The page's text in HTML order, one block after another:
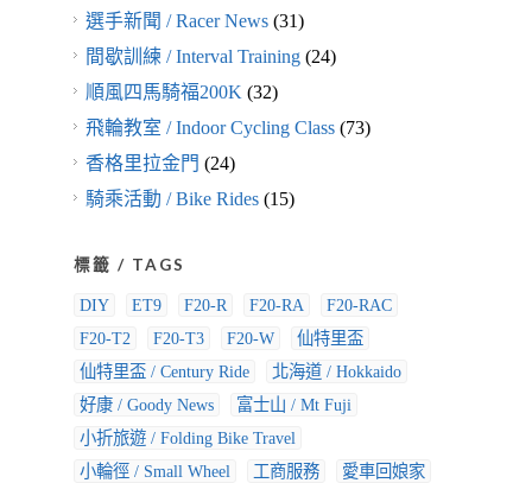
選手新聞 / Racer News(31)
間歇訓練 / Interval Training(24)
順風四馬騎福200K(32)
飛輪教室 / Indoor Cycling Class(73)
香格里拉金門 (24)
騎乘活動 / Bike Rides(15)
標籤 / TAGS
DIY ET9 F20-R F20-RA
F20-RAC
F20-T2
F20-T3 F20-W
仙特里盃
仙特里盃 / Century Ride
北海道 / Hokkaido
好康 / Goody News
富士山 / Mt Fuji
小折旅遊 / Folding Bike Travel
小輪徑 / Small Wheel
工商服務
愛車回娘家